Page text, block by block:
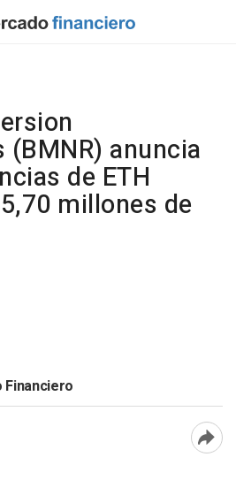
anuncia
de ETH
millones de
Financiero